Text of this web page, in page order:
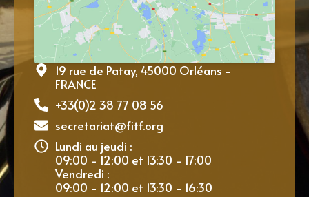
19 rue de Patay, 45000 Orléans -
FRANCE
+33(0)2 38 77 08 56
secretariat@fitf.org
Lundi au jeudi :
09:00 - 12:00 et 13:30 - 17:00
Vendredi :
09:00 - 12:00 et 13:30 - 16:30